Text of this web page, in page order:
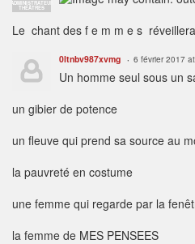
ADMINISTRATEUR
THÉÂTRES
Le chant des f e m m e s
0ltnbv987xvmg 6 février 2017
Un homme seul sous un
un gibier de potence
un fleuve qui prend sa source au
la pauvreté en costume
une femme qui regarde par la
la femme de MES PENSEES